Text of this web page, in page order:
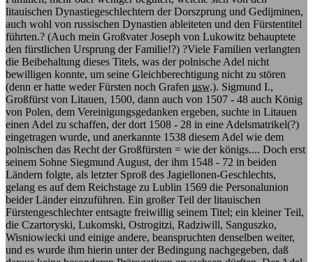
litauischen Dynastiegeschlechtern der Dorszprung und Gedijminen,
auch wohl von russischen Dynastien ableiteten und den Fürstentitel
führten.? (Auch mein Großvater Joseph von Lukowitz behauptete
den fürstlichen Ursprung der Familie!?) ?Viele Familien verlangten
die Beibehaltung dieses Titels, was der polnische Adel nicht
bewilligen konnte, um seine Gleichberechtigung nicht zu stören
(denn er hatte weder Fürsten noch Grafen usw.). Sigmund I.,
Großfürst von Litauen, 1500, dann auch von 1507 - 48 auch König
von Polen, dem Vereinigungsgedanken ergeben, suchte in Litauen
einen Adel zu schaffen, der dort 1508 - 28 in eine Adelsmatrikel(?)
eingetragen wurde, und anerkannte 1538 diesem Adel wie dem
polnischen das Recht der Großfürsten = wie der königs.... Doch erst
seinem Sohne Siegmund August, der ihm 1548 - 72 in beiden
Ländern folgte, als letzter Sproß des Jagiellonen-Geschlechts,
gelang es auf dem Reichstage zu Lublin 1569 die Personalunion
beider Länder einzuführen. Ein großer Teil der litauischen
Fürstengeschlechter entsagte freiwillig seinem Titel; ein kleiner Teil,
die Czartoryski, Lukomski, Ostrogitzi, Radziwill, Sanguszko,
Wisniowiecki und einige andere, beanspruchten denselben weiter,
und es wurde ihm hierin unter der Bedingung nachgegeben, daß